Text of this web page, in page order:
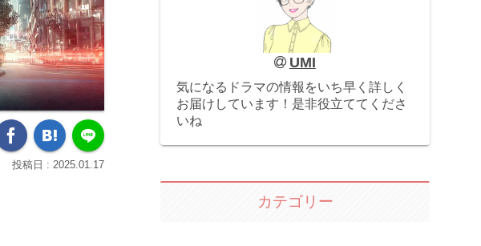
2025.01.17
UMI
気になるドラマの情報をいち早く詳しく
お届けしています！是非役立ててくださ
いね
カテゴリー